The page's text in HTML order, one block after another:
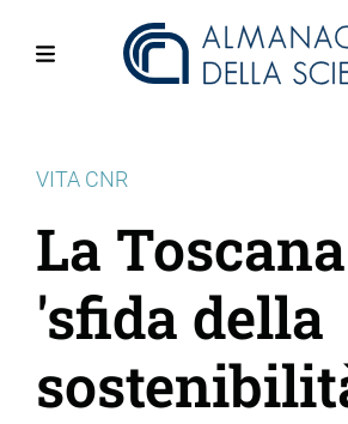
VITA CNR
La
'sfida della